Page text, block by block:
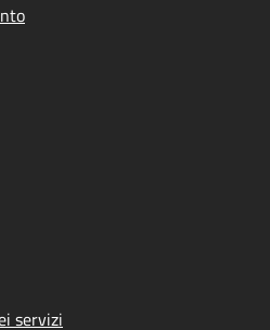
servizi